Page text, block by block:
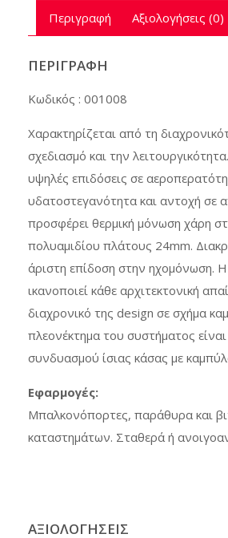
Περιγραφή Αξιολογήσεις (0)
ΠΕΡΙΓΡΑΦΉ
Κωδικός : 001008
Χαρακτηρίζεται από τη
σχεδιασμό και την
υψηλές επιδόσεις σε
υδατοστεγανότητα και αντοχή σε
προσφέρει θερμική μόνωση χάρη
πολυαμιδίου πλάτους 24mm.
άριστη επίδοση στην ηχομόνωση. Η
ικανοποιεί κάθε αρχιτεκτονική
διαχρονικό της design σε σχήμα
πλεονέκτημα του συστήματος
συνδυασμού ίσιας κάσας με
Εφαρμογές:
Μπαλκονόπορτες, παράθυρα και
καταστημάτων. Σταθερά ή
ΑΞΙΟΛΟΓΉΣΕΙΣ